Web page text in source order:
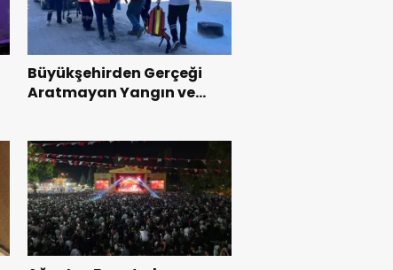
Büyükşehirden Gerçeği
Aratmayan Yangın ve